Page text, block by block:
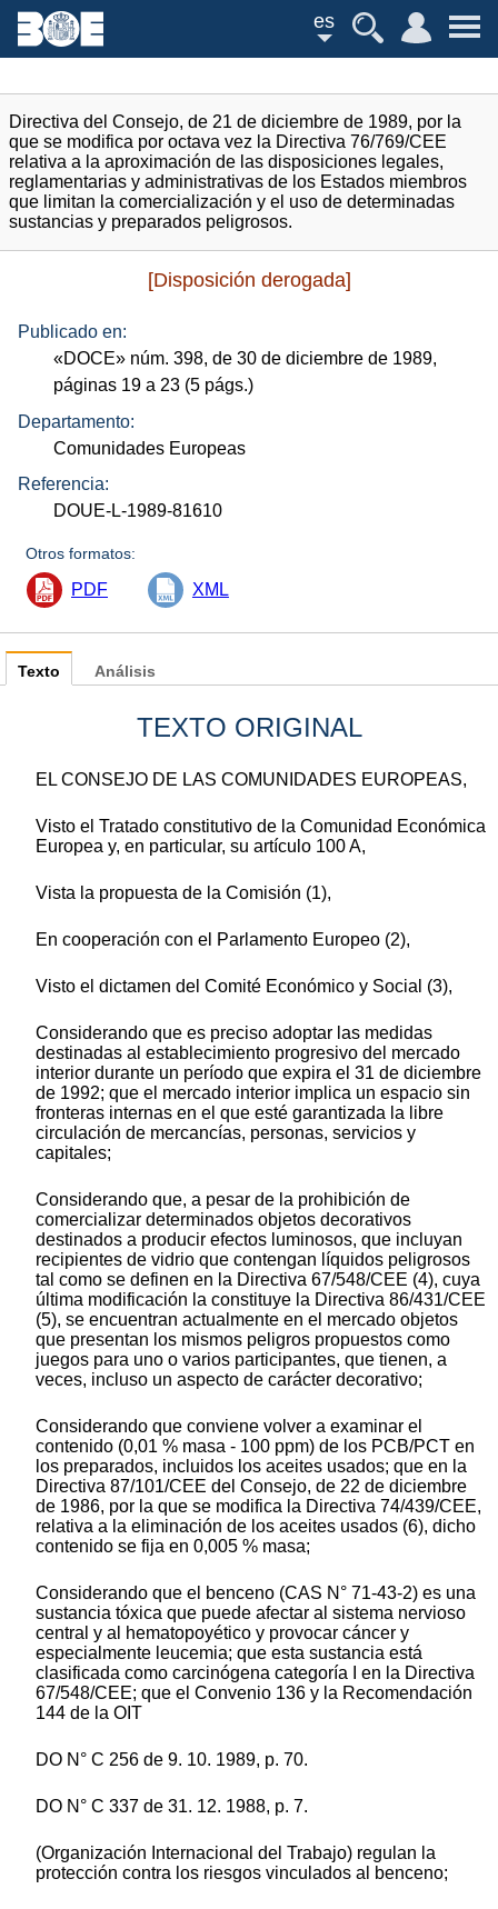
es
Directiva del Consejo, de 21 de diciembre de 1989, por la
que se modifica por octava vez la Directiva 76/769/CEE
relativa a la aproximación de las disposiciones legales,
reglamentarias y administrativas de los Estados miembros
que limitan la comercialización y el uso de determinadas
sustancias y preparados peligrosos.
[Disposición derogada]
Publicado en:
«DOCE» núm. 398, de 30 de diciembre de 1989,
páginas 19 a 23 (5 págs.)
Departamento:
Comunidades Europeas
Referencia:
DOUE-L-1989-81610
Otros formatos:
PDF XML
Texto
TEXTO ORIGINAL
EL CONSEJO DE LAS COMUNIDADES EUROPEAS,
Visto el Tratado constitutivo de la Comunidad Económica
Europea y, en particular, su artículo 100 A,
Vista la propuesta de la Comisión (1),
En cooperación con el Parlamento Europeo (2),
Visto el dictamen del Comité Económico y Social (3),
Considerando que es preciso adoptar las medidas
destinadas al establecimiento progresivo del mercado
interior durante un período que expira el 31 de diciembre
de 1992; que el mercado interior implica un espacio sin
fronteras internas en el que esté garantizada la libre
circulación de mercancías, personas, servicios y
capitales;
Considerando que, a pesar de la prohibición de
comercializar determinados objetos decorativos
destinados a producir efectos luminosos, que incluyan
recipientes de vidrio que contengan líquidos peligrosos
tal como se definen en la Directiva 67/548/CEE (4), cuya
última modificación la constituye la Directiva 86/431/CEE
(5), se encuentran actualmente en el mercado objetos
que presentan los mismos peligros propuestos como
juegos para uno o varios participantes, que tienen, a
veces, incluso un aspecto de carácter decorativo;
Considerando que conviene volver a examinar el
contenido (0,01 % masa - 100 ppm) de los PCB/PCT en
los preparados, incluidos los aceites usados; que en la
Directiva 87/101/CEE del Consejo, de 22 de diciembre
de 1986, por la que se modifica la Directiva 74/439/CEE,
relativa a la eliminación de los aceites usados (6), dicho
contenido se fija en 0,005 % masa;
Considerando que el benceno (CAS N° 71-43-2) es una
sustancia tóxica que puede afectar al sistema nervioso
central y al hematopoyético y provocar cáncer y
especialmente leucemia; que esta sustancia está
clasificada como carcinógena categoría I en la Directiva
67/548/CEE; que el Convenio 136 y la Recomendación
144 de la OIT
DO N° C 256 de 9. 10. 1989, p. 70.
DO N° C 337 de 31. 12. 1988, p. 7.
(Organización Internacional del Trabajo) regulan la
protección contra los riesgos vinculados al benceno;
Análisis